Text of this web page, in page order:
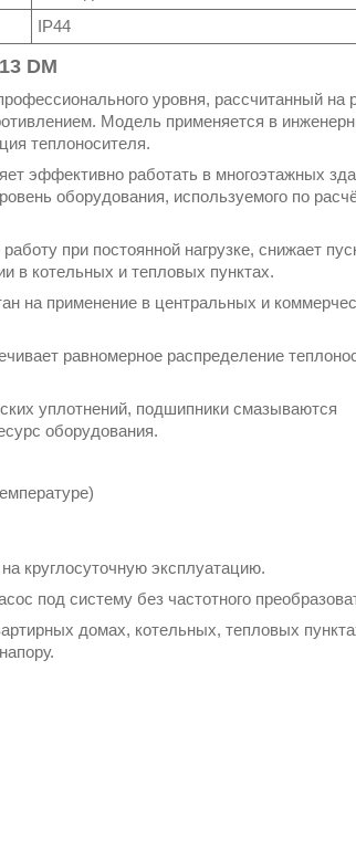
IP44
DM
уровня, рассчитанный на
Модель применяется в
теплоносителя.
эффективно работать в многоэтажных
оборудования, используемого по
при постоянной нагрузке, снижает
в котельных и тепловых пунктах.
на применение в центральных и
равномерное распределение
уплотнений, подшипники смазываются
оборудования.
круглосуточную эксплуатацию.
под систему без частотного
домах, котельных, тепловых